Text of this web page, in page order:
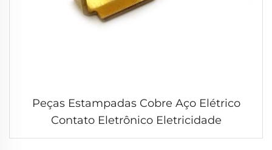
Peças Estampadas Cobre Aço Elétrico
Contato Eletrônico Eletricidade